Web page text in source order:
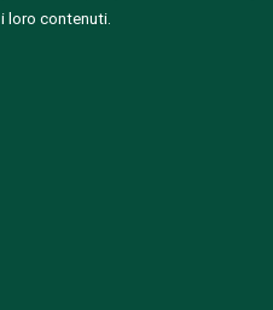
loro contenuti.